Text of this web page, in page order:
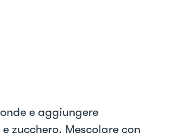
e aggiungere
zucchero. Mescolare con